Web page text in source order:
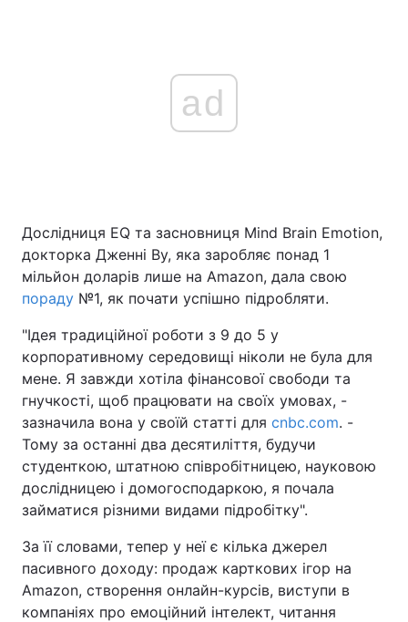
ad
Дослідниця EQ та засновниця Mind Brain Emotion,
докторка Дженні Ву, яка заробляє понад 1
мільйон доларів лише на Amazon, дала свою
пораду №1, як почати успішно підробляти.
"Ідея традиційної роботи з 9 до 5 у
корпоративному середовищі ніколи не була для
мене. Я завжди хотіла фінансової свободи та
гнучкості, щоб працювати на своїх умовах, -
зазначила вона у своїй статті для cnbc.com. -
Тому за останні два десятиліття, будучи
студенткою, штатною співробітницею, науковою
дослідницею і домогосподаркою, я почала
займатися різними видами підробітку".
За її словами, тепер у неї є кілька джерел
пасивного доходу: продаж карткових ігор на
Amazon, створення онлайн-курсів, виступи в
компаніях про емоційний інтелект, читання